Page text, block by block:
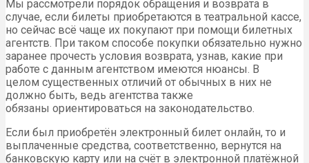
вернуть. Что до расходов, которые придётся
компенсировать организаторам, то к ним относятся
следующие:
аренда зала;
бронирование места;
печать билета.
Как правило, эти расходы составляют незначительную